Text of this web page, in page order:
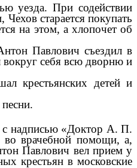
уезда. При содействии
старается покупать
на этом, а хлопочет об
Павлович съездил в
себя всю дворню и
крестьянских детей и
с надписью «Доктор А. П.
во врачебной помощи, а,
Павлович вел прием у
крестьян в московские